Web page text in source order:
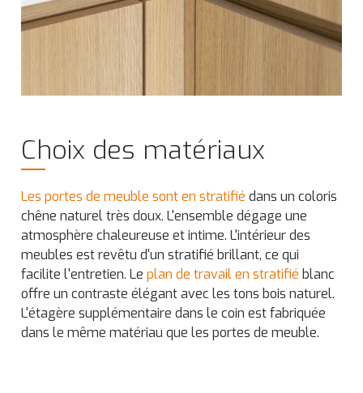
Choix des matériaux
Les portes de meuble sont en stratifié dans un coloris
chêne naturel très doux. L'ensemble dégage une
atmosphère chaleureuse et intime. L'intérieur des
meubles est revêtu d'un stratifié brillant, ce qui
facilite l'entretien. Leplan de travail en stratifié blanc
offre un contraste élégant avec les tons bois naturel.
L'étagère supplémentaire dans le coin est fabriquée
dans le même matériau que les portes de meuble.